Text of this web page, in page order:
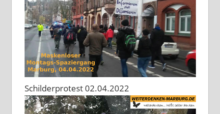
Schilderprotest 02.04.2022